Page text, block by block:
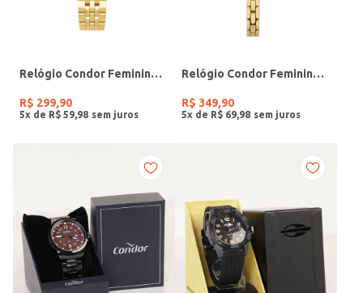
Relógio Condor Feminino DOURADO
R$ 299,90
5x de R$ 59 98
Relógio Condor Feminino DOURADO
R$ 349,90
5x de R$ 69 98